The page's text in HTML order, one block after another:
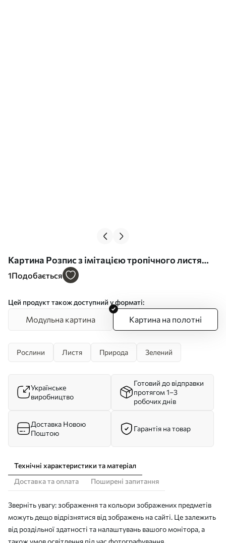
Картина Розпис з імітацією тропічного листя
Арт. s48763
1Подобається
Цей продукт також доступний у форматі:
Модульна картина Картина на полотні
Рослини Листя Природа Зелений
Українське
виробництво
Готовий до відправки
протягом 1–3
робочих днів
Доставка Новою
Поштою
Гарантія на товар
Технічні характеристики та матеріал
Доставка та оплата
Поширені запитання
Зверніть увагу: зображення та кольори зображених предметів
можуть дещо відрізнятися від зображень на сайті. Це залежить
від роздільної здатності та налаштувань вашого монітора, а
також умов освітлення під час фотографування.